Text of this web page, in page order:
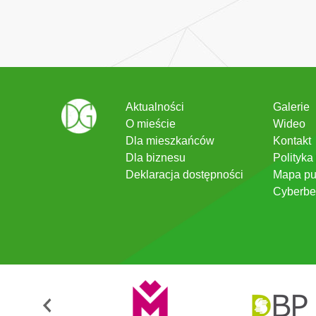
Aktualności
O mieście
Dla mieszkańców
Dla biznesu
Deklaracja dostępności
Galerie
Wideo
Kontakt
Mapa